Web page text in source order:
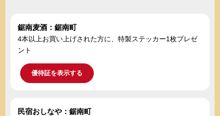
鋸南麦酒：鋸南町
4本以上お買い上げされた方に、特製ステッカー1枚プレゼ
ント
優待証を表示する
民宿おしなや：鋸南町